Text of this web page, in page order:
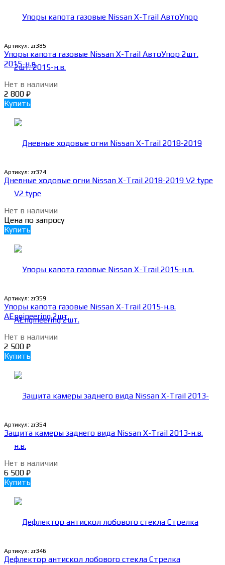
Артикул: zr385
Упоры капота газовые Nissan X-Trail АвтоУпор 2шт.
2015-н.в.
Нет в наличии
2 800 ₽
Купить
Артикул: zr374
Дневные ходовые огни Nissan X-Trail 2018-2019 V2 type
Нет в наличии
Цена по запросу
Купить
Артикул: zr359
Упоры капота газовые Nissan X-Trail 2015-н.в.
AEngineering 2шт.
Нет в наличии
2 500 ₽
Купить
Артикул: zr354
Защита камеры заднего вида Nissan X-Trail 2013-н.в.
Нет в наличии
6 500 ₽
Купить
Артикул: zr346
Дефлектор антискол лобового стекла Стрелка